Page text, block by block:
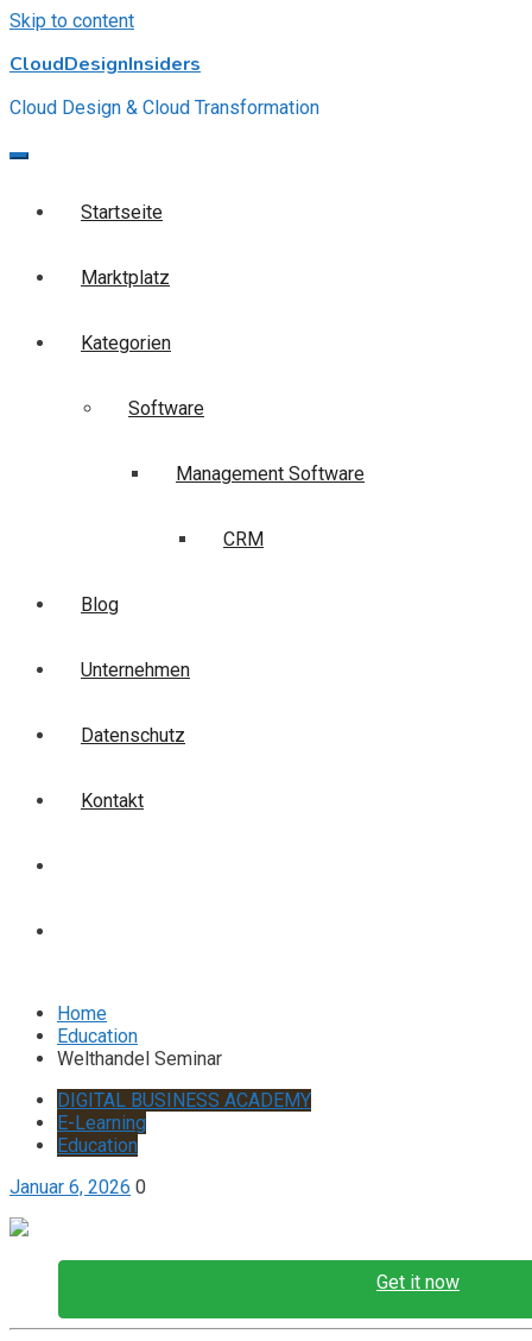
Skip to content
CloudDesignInsiders
Cloud Design & Cloud Transformation
Startseite
Marktplatz
Kategorien
Software
Management Software
CRM
Blog
Unternehmen
Datenschutz
Kontakt
Home
Education
Welthandel Seminar
DIGITAL BUSINESS ACADEMY
E-Learning
Education
Januar 6, 2026 0
Get it now